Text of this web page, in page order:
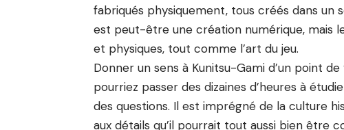
fabriqués physiquement, tous créés dans un
est peut-être une création numérique, mais
et physiques, tout comme l’art du jeu.
Donner un sens à Kunitsu-Gami d’un point
pourriez passer des dizaines d’heures à
des questions. Il est imprégné de la culture
aux détails qu’il pourrait tout aussi bien être